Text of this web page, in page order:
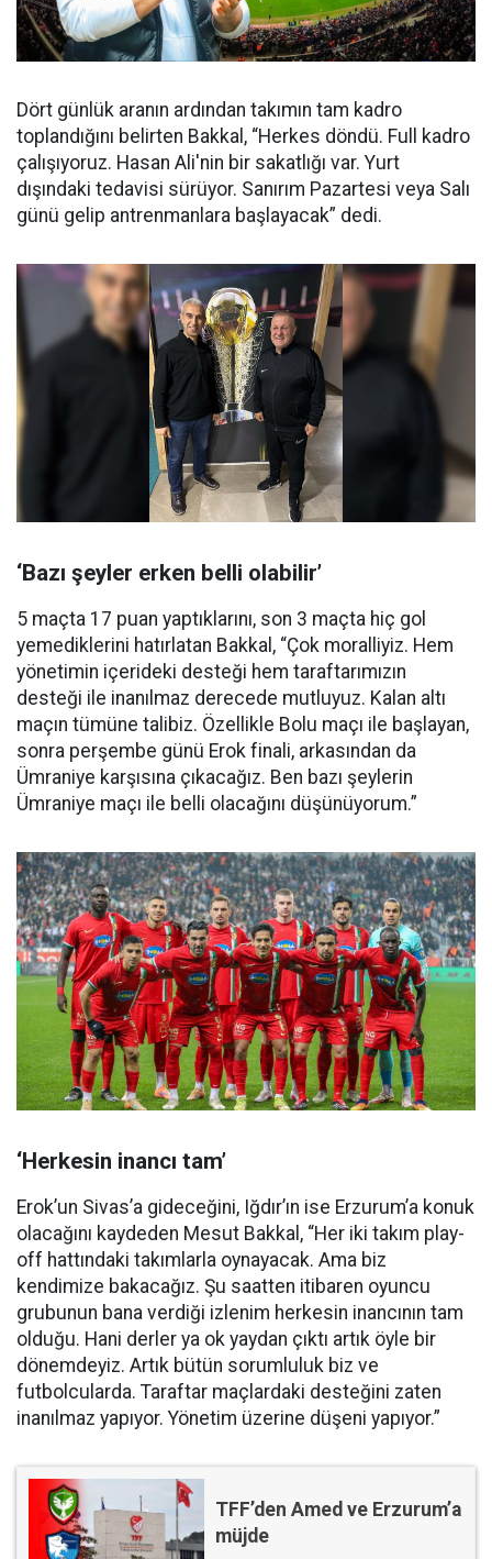
Dört günlük aranın ardından takımın tam kadro
toplandığını belirten Bakkal, “Herkes döndü. Full kadro
çalışıyoruz. Hasan Ali'nin bir sakatlığı var. Yurt
dışındaki tedavisi sürüyor. Sanırım Pazartesi veya Salı
günü gelip antrenmanlara başlayacak” dedi.
‘Bazı şeyler erken belli olabilir’
5 maçta 17 puan yaptıklarını, son 3 maçta hiç gol
yemediklerini hatırlatan Bakkal, “Çok moralliyiz. Hem
yönetimin içerideki desteği hem taraftarımızın
desteği ile inanılmaz derecede mutluyuz. Kalan altı
maçın tümüne talibiz. Özellikle Bolu maçı ile başlayan,
sonra perşembe günü Erok finali, arkasından da
Ümraniye karşısına çıkacağız. Ben bazı şeylerin
Ümraniye maçı ile belli olacağını düşünüyorum.”
‘Herkesin inancı tam’
Erok’un Sivas’a gideceğini, Iğdır’ın ise Erzurum’a konuk
olacağını kaydeden Mesut Bakkal, “Her iki takım play-
off hattındaki takımlarla oynayacak. Ama biz
kendimize bakacağız. Şu saatten itibaren oyuncu
grubunun bana verdiği izlenim herkesin inancının tam
olduğu. Hani derler ya ok yaydan çıktı artık öyle bir
dönemdeyiz. Artık bütün sorumluluk biz ve
futbolcularda. Taraftar maçlardaki desteğini zaten
inanılmaz yapıyor. Yönetim üzerine düşeni yapıyor.”
TFF’den Amed ve Erzurum’a
müjde